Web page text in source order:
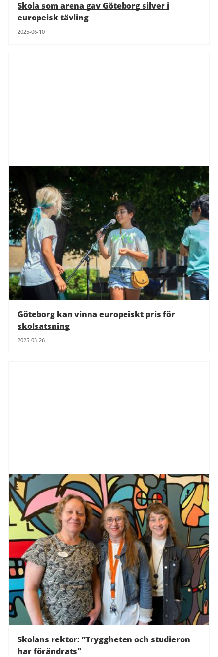
Skola som arena gav Göteborg silver i
europeisk tävling
2025-06-10
Göteborg kan vinna europeiskt pris för
skolsatsning
2025-03-26
Skolans rektor: ”Tryggheten och studieron
har förändrats"